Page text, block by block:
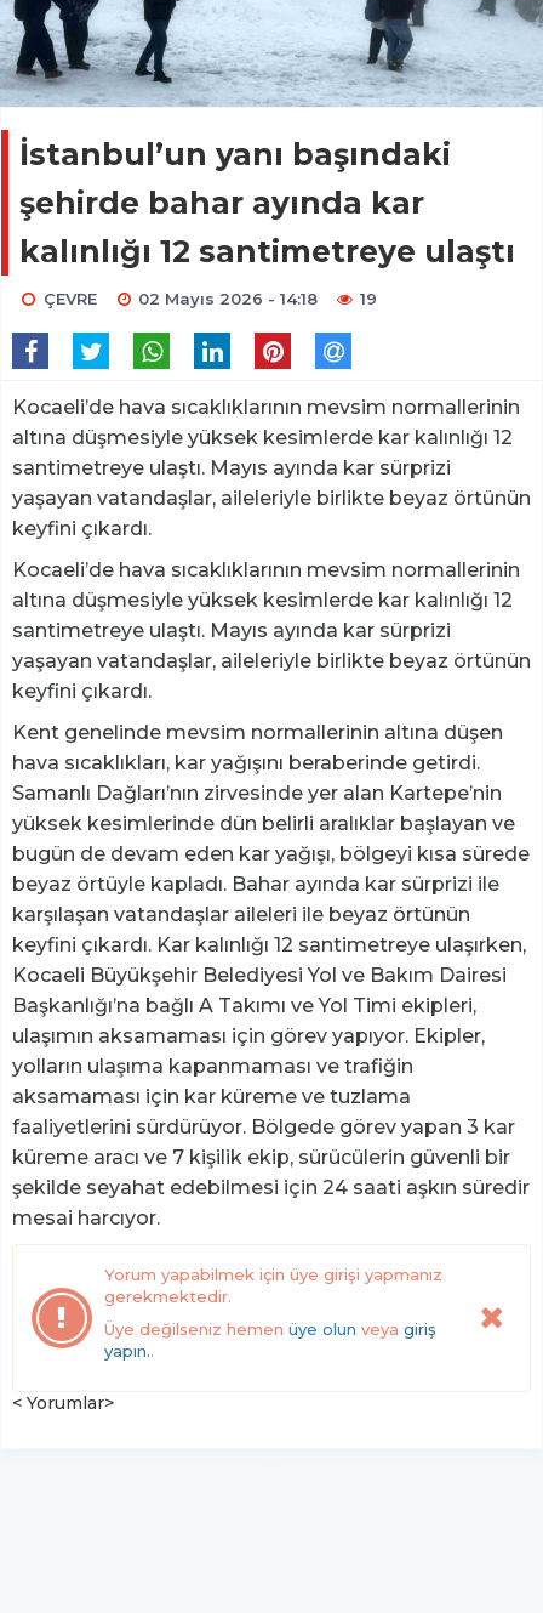
İstanbul’un yanı başındaki
şehirde bahar ayında kar
kalınlığı 12 santimetreye ulaştı
ÇEVRE 02 Mayıs 2026 - 14:18 19
Kocaeli’de hava sıcaklıklarının mevsim normallerinin
altına düşmesiyle yüksek kesimlerde kar kalınlığı 12
santimetreye ulaştı. Mayıs ayında kar sürprizi
yaşayan vatandaşlar, aileleriyle birlikte beyaz örtünün
keyfini çıkardı.
Kocaeli’de hava sıcaklıklarının mevsim normallerinin
altına düşmesiyle yüksek kesimlerde kar kalınlığı 12
santimetreye ulaştı. Mayıs ayında kar sürprizi
yaşayan vatandaşlar, aileleriyle birlikte beyaz örtünün
keyfini çıkardı.
Kent genelinde mevsim normallerinin altına düşen
hava sıcaklıkları, kar yağışını beraberinde getirdi.
Samanlı Dağları’nın zirvesinde yer alan Kartepe’nin
yüksek kesimlerinde dün belirli aralıklar başlayan ve
bugün de devam eden kar yağışı, bölgeyi kısa sürede
beyaz örtüyle kapladı. Bahar ayında kar sürprizi ile
karşılaşan vatandaşlar aileleri ile beyaz örtünün
keyfini çıkardı. Kar kalınlığı 12 santimetreye ulaşırken,
Kocaeli Büyükşehir Belediyesi Yol ve Bakım Dairesi
Başkanlığı’na bağlı A Takımı ve Yol Timi ekipleri,
ulaşımın aksamaması için görev yapıyor. Ekipler,
yolların ulaşıma kapanmaması ve trafiğin
aksamaması için kar küreme ve tuzlama
faaliyetlerini sürdürüyor. Bölgede görev yapan 3 kar
küreme aracı ve 7 kişilik ekip, sürücülerin güvenli bir
şekilde seyahat edebilmesi için 24 saati aşkın süredir
mesai harcıyor.
Yorum yapabilmek için üye girişi yapmanız
gerekmektedir.
Üye değilseniz hemen üye olun veya giriş
yapın..
< Yorumlar>